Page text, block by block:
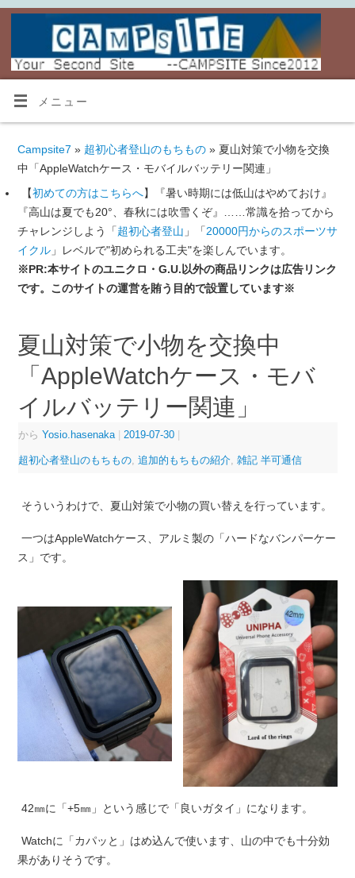
メニュー
Campsite7 » 超初心者登山のもちもの» 夏山対策で小物を交換
中「AppleWatchケース・モバイルバッテリー関連」
【初めての方はこちらへ】『暑い時期には低山はやめておけ』
『高山は夏でも20°、春秋には吹雪くぞ』……常識を拾ってから
チャレンジしよう「超初心者登山 」「20000円からのスポーツサ
イクル」レベルで"初められる工夫"を楽しんでいます。
※PR:本サイトのユニクロ・G.U.以外の商品リンクは広告リンク
です。このサイトの運営を賄う目的で設置しています※
夏山対策で小物を交換中
「AppleWatchケース・モバ
イルバッテリー関連」
から Yosio.hasenaka 2019-07-30
超初心者登山のもちもの, 追加的もちもの紹介, 雑記 半可通信
そういうわけで、夏山対策で小物の買い替えを行っています。
一つはAppleWatchケース、アルミ製の「ハードなバンパーケー
ス」です。
42㎜に「+5㎜」という感じで「良いガタイ」になります。
Watchに「カパッと」はめ込んで使います、山の中でも十分効
果がありそうです。